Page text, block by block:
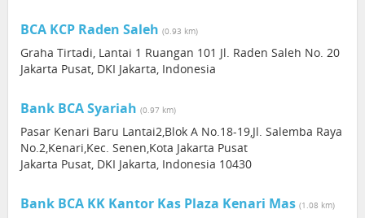
BCA KCP Raden Saleh (0.93 km)
Graha Tirtadi, Lantai 1 Ruangan 101 Jl. Raden Saleh No. 20
Jakarta Pusat, DKI Jakarta, Indonesia
Bank BCA Syariah (0.97 km)
Pasar Kenari Baru Lantai2,Blok A No.18-19,Jl. Salemba Raya
No.2,Kenari,Kec. Senen,Kota Jakarta Pusat
Jakarta Pusat, DKI Jakarta, Indonesia 10430
Bank BCA KK Kantor Kas Plaza Kenari Mas (1.08 km)